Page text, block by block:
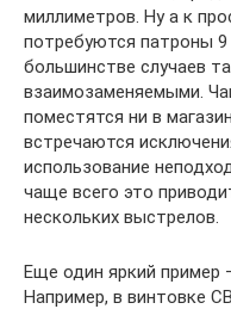
миллиметров. Ну а к
потребуются патроны 9
большинстве случаев
взаимозаменяемыми.
поместятся ни в
встречаются
использование
чаще всего это
нескольких выстрелов.
Еще один яркий пример
Например, в винтовке